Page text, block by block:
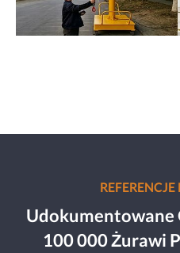
Udokumentowane
100 000 Żurawi